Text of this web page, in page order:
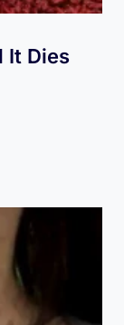
It Dies